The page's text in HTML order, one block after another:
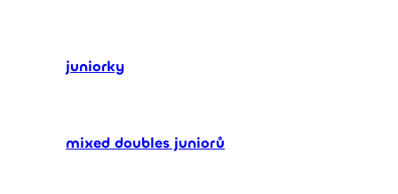
juniorky
mixed doubles juniorů